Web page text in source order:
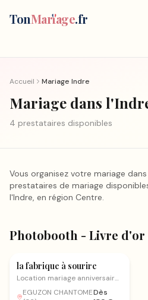
TonMariage.fr
Accueil Mariage Indre
Mariage dans
4 prestataires disponibles
Vous organisez votre mariage
prestataires de mariage
l'Indre, en région Centre.
Photobooth - Livre d'or
Photobooth - Livre d'or
audio
la fabrique à sourire
Location mariage anniversaire
etcEGUZON CHANTOMEDès